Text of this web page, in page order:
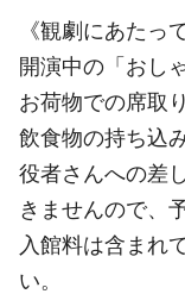
《観劇にあたっ
開演中の「おし
お荷物での席取
飲食物の持ち込
役者さんへの差
きませんので、
入館料は含まれ
い。